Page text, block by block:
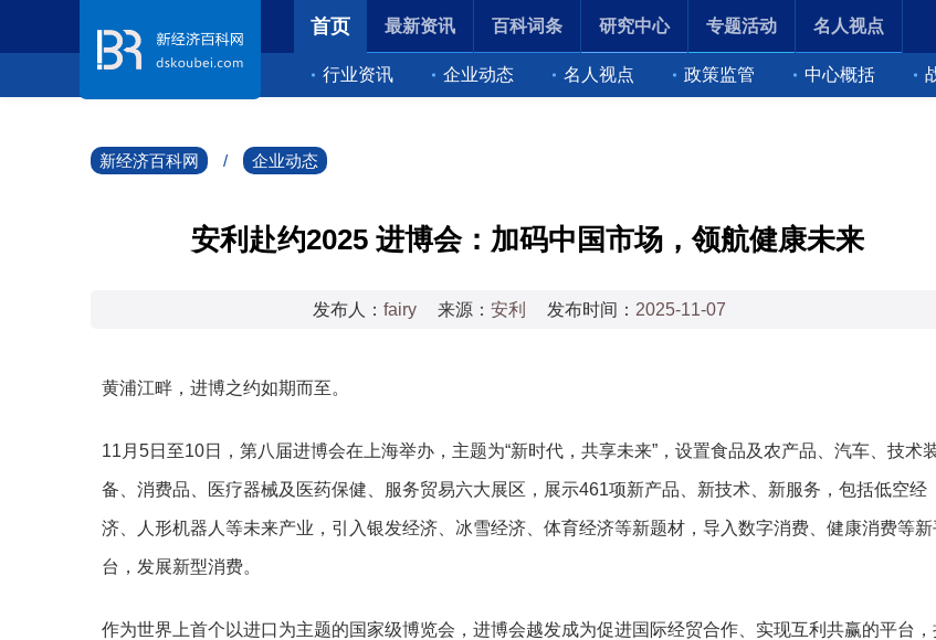
首页
行业资讯 企业动态 名人视点 政策监管 中心概括
最新资讯 百科词条 研究中心 专题活动 名人视点
新经济百科网 / 企业动态
安利赴约2025 进博会：加码中国市场，领航健康未来
发布人： fairy 来源： 安利 发布时间： 2025-11-07
黄浦江畔，进博之约如期而至。
11月5日至10日，第八届进博会在上海举办，主题为“新时代，共享未来”，设置食品及农产品、汽车、技术
备、消费品、医疗器械及医药保健、服务贸易六大展区，展示461项新产品、新技术、新服务，包括低空经
济、人形机器人等未来产业，引入银发经济、冰雪经济、体育经济等新题材，导入数字消费、健康消费等新
台，发展新型消费。
作为世界上首个以进口为主题的国家级博览会，进博会越发成为促进国际经贸合作、实现互利共赢的平台，